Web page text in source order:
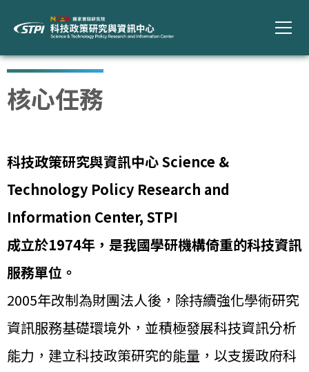
核心任務
科技政策研究與資訊中心 Science &
Technology Policy Research and
Information Center, STPI
成立於1974年，是我國學研機構倚重的科技資訊
服務單位。
2005年改制為財團法人後，除持續強化學術研究
資訊服務基礎環境外，並積極發展科技資訊分析
能力，建立科技政策研究的能量，以支援政府科